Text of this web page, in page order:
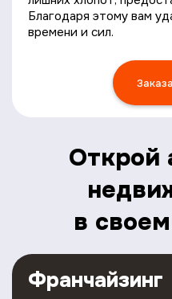
Благодаря этому вам
времени и сил.
Открой
в
Франчайзинг